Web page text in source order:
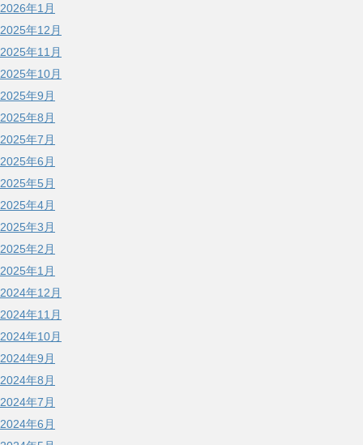
2026年1月
2025年12月
2025年11月
2025年10月
2025年9月
2025年8月
2025年7月
2025年6月
2025年5月
2025年4月
2025年3月
2025年2月
2025年1月
2024年12月
2024年11月
2024年10月
2024年9月
2024年8月
2024年7月
2024年6月